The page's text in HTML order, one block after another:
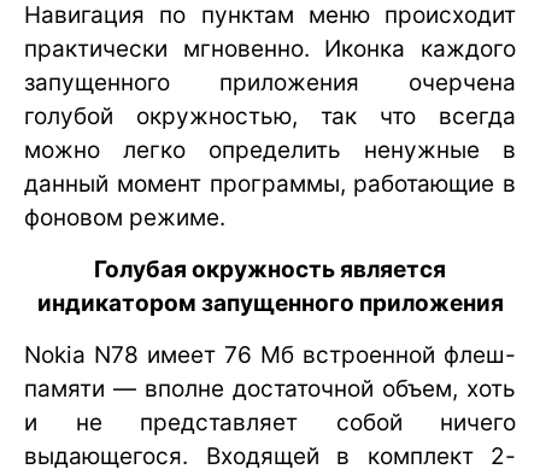
Навигация по пунктам меню происходит
практически мгновенно. Иконка каждого
запущенного приложения очерчена
голубой окружностью, так что всегда
можно легко определить ненужные в
данный момент программы, работающие в
фоновом режиме.
Голубая окружность является
индикатором запущенного приложения
Nokia N78 имеет 76 Мб встроенной флеш-
памяти — вполне достаточной объем, хоть
и не представляет собой ничего
выдающегося. Входящей в комплект 2-